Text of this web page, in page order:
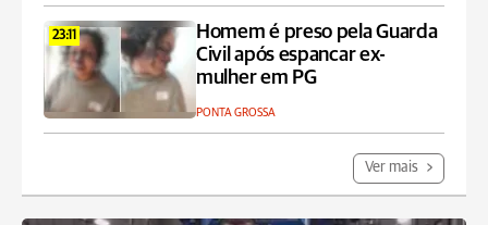
23:11
Homem é preso pela Guarda
Civil após espancar ex-
mulher em PG
PONTA GROSSA
Ver mais